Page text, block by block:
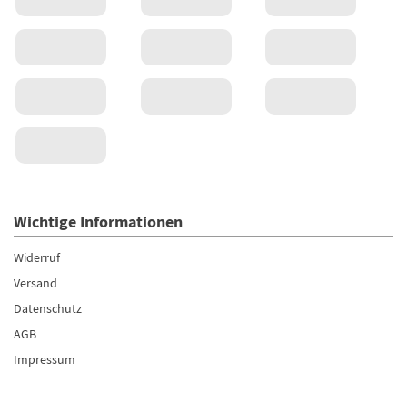
Wichtige Informationen
Widerruf
Versand
Datenschutz
AGB
Impressum